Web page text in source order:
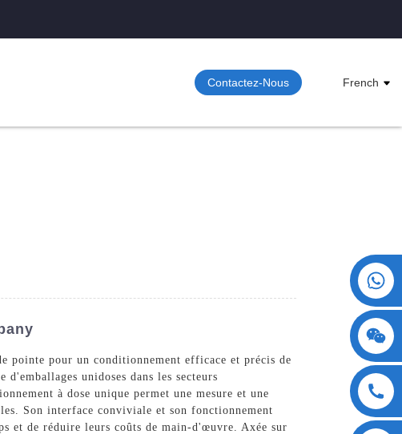
Contactez-Nous French
pointe pour un conditionnement efficace et précis de
unidoses dans les secteurs
à dose unique permet une mesure et une
Son interface conviviale et son fonctionnement
et de réduire leurs coûts de main-d'œuvre. Axée sur